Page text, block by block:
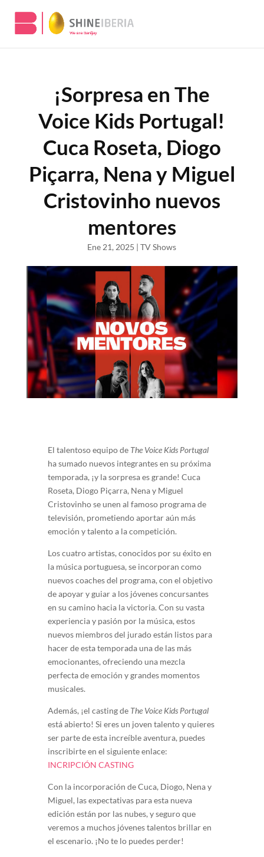
¡Sorpresa en The
Voice Kids Portugal!
Cuca Roseta, Diogo
Piçarra, Nena y Miguel
Cristovinho nuevos
mentores
Ene 21, 2025 |TV Shows
El talentoso equipo de The Voice Kids Portugal
ha sumado nuevos integrantes en su próxima
temporada, ¡y la sorpresa es grande! Cuca
Roseta, Diogo Piçarra, Nena y Miguel
Cristovinho se unen al famoso programa de
televisión, prometiendo aportar aún más
emoción y talento a la competición.
Los cuatro artistas, conocidos por su éxito en
la música portuguesa, se incorporan como
nuevos coaches del programa, con el objetivo
de apoyar y guiar a los jóvenes concursantes
en su camino hacia la victoria. Con su vasta
experiencia y pasión por la música, estos
nuevos miembros del jurado están listos para
hacer de esta temporada una de las más
emocionantes, ofreciendo una mezcla
perfecta de emoción y grandes momentos
musicales.
Además, ¡el casting de The Voice Kids Portugal
está abierto! Si eres un joven talento y quieres
ser parte de esta increíble aventura, puedes
inscribirte en el siguiente enlace:
INCRIPCIÓN CASTING
Con la incorporación de Cuca, Diogo, Nena y
Miguel, las expectativas para esta nueva
edición están por las nubes, y seguro que
veremos a muchos jóvenes talentos brillar en
el escenario. ¡No te lo puedes perder!